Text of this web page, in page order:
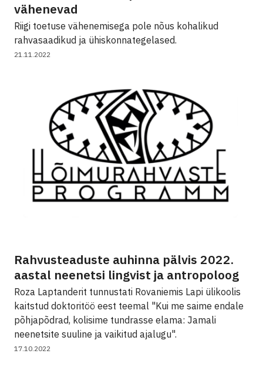
vähenevad
Riigi toetuse vähenemisega pole nõus kohalikud
rahvasaadikud ja ühiskonnategelased.
21.11.2022
Rahvusteaduste auhinna pälvis 2022.
aastal neenetsi lingvist ja antropoloog
Roza Laptanderit tunnustati Rovaniemis Lapi ülikoolis
kaitstud doktoritöö eest teemal "Kui me saime endale
põhjapõdrad, kolisime tundrasse elama: Jamali
neenetsite suuline ja vaikitud ajalugu".
17.10.2022